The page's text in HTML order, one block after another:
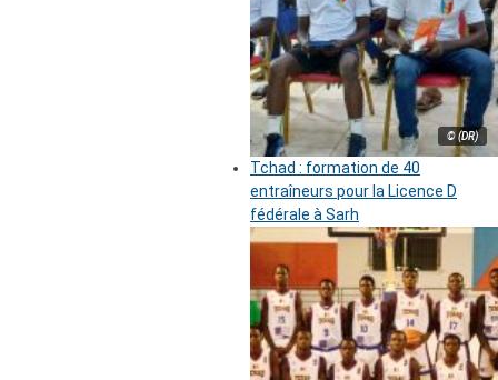
© (DR)
Tchad : formation de 40
entraîneurs pour la Licence D
fédérale à Sarh